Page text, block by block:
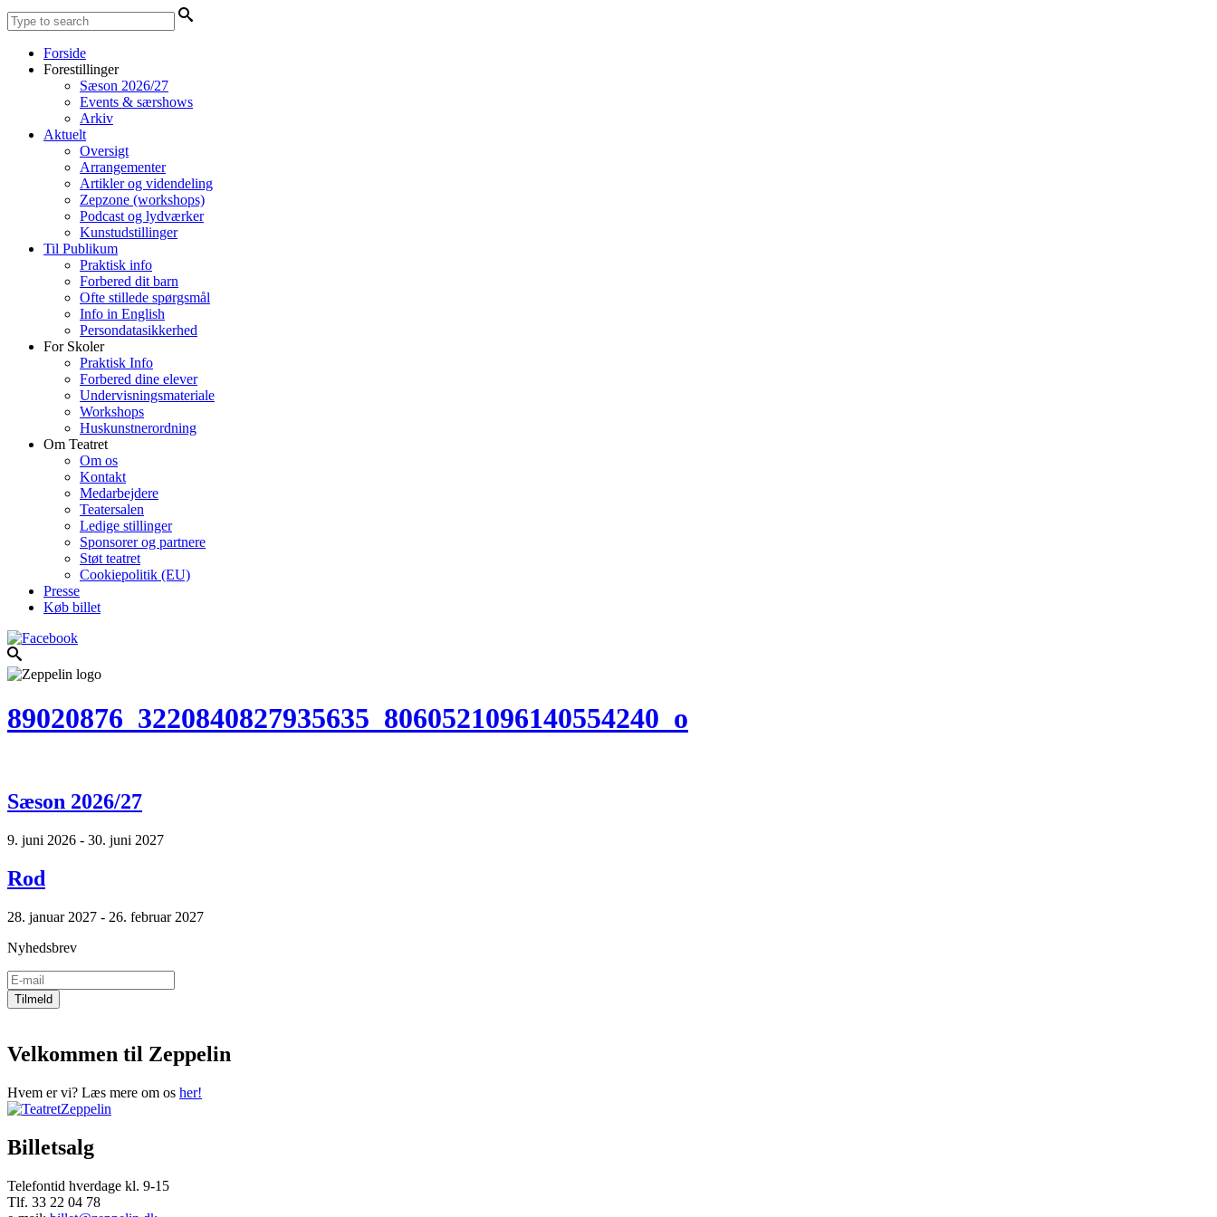
Forside
Forestillinger
Sæson 2026/27
Events & særshows
Arkiv
Aktuelt
Oversigt
Arrangementer
Artikler og videndeling
Zepzone (workshops)
Podcast og lydværker
Kunstudstillinger
Til Publikum
Praktisk info
Forbered dit barn
Ofte stillede spørgsmål
Info in English
Persondatasikkerhed
For Skoler
Praktisk Info
Forbered dine elever
Undervisningsmateriale
Workshops
Huskunstnerordning
Om Teatret
Om os
Kontakt
Medarbejdere
Teatersalen
Ledige stillinger
Sponsorer og partnere
Støt teatret
Cookiepolitik (EU)
Presse
Køb billet
89020876_3220840827935635_8060521096140554240_o
Sæson 2026/27
9. juni 2026 - 30. juni 2027
Rod
28. januar 2027 - 26. februar 2027
Nyhedsbrev
Velkommen til Zeppelin
Hvem er vi? Læs mere om os her!
Billetsalg
Telefontid hverdage kl. 9-15
Tlf. 33 22 04 78